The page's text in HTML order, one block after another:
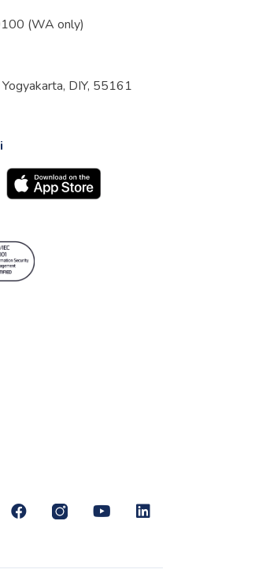
(WA only)
DIY, 55161